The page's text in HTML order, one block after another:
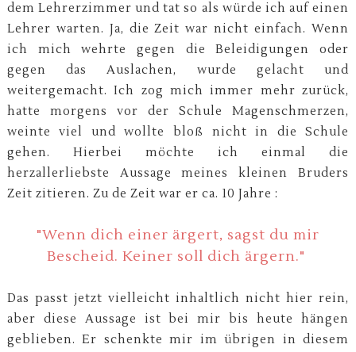
dem Lehrerzimmer und tat so als würde ich auf einen
Lehrer warten. Ja, die Zeit war nicht einfach. Wenn
ich mich wehrte gegen die Beleidigungen oder
gegen das Auslachen, wurde gelacht und
weitergemacht. Ich zog mich immer mehr zurück,
hatte morgens vor der Schule Magenschmerzen,
weinte viel und wollte bloß nicht in die Schule
gehen. Hierbei möchte ich einmal die
herzallerliebste Aussage meines kleinen Bruders
Zeit zitieren. Zu de Zeit war er ca. 10 Jahre :
"Wenn dich einer ärgert, sagst du mir
Bescheid. Keiner soll dich ärgern."
Das passt jetzt vielleicht inhaltlich nicht hier rein,
aber diese Aussage ist bei mir bis heute hängen
geblieben. Er schenkte mir im übrigen in diesem